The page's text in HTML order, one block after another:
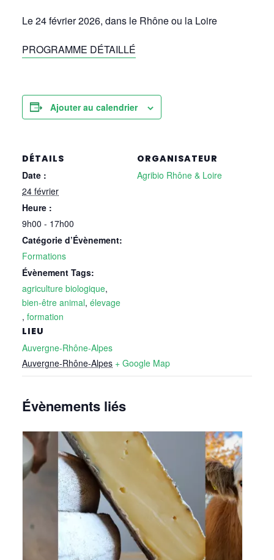
Le 24 février 2026, dans le Rhône ou la Loire
PROGRAMME DÉTAILLÉ
Ajouter au calendrier
DÉTAILS
Date :
24 février
Heure :
9h00 - 17h00
Catégorie d’Évènement:
Formations
Évènement Tags:
agriculture biologique,
bien-être animal, élevage
, formation
LIEU
Auvergne-Rhône-Alpes
Auvergne-Rhône-Alpes + Google Map
ORGANISATEUR
Agribio Rhône & Loire
Évènements liés